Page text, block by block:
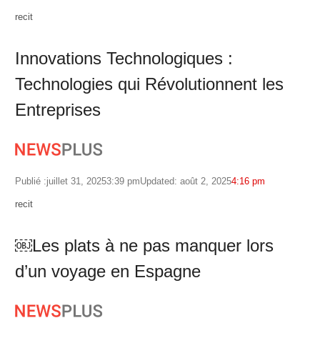
Author
recit
Innovations Technologiques :
Technologies qui Révolutionnent les
Entreprises
Publié :juillet 31, 20253:39 pmUpdated: août 2, 20254:16 pm
Author
recit
￼Les plats à ne pas manquer lors
d’un voyage en Espagne